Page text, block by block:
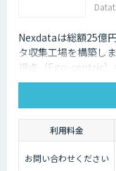
Nexdataは総額25億
タ収集工場を構築し
視点（Ego-centric）
ら、環境認識・意思
トまで、フィジカル
ーションを提供いた
利用料金
お問い合わせください